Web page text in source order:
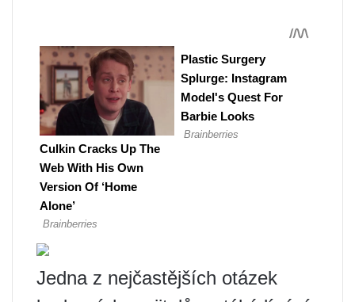
Jedna z nejčastějších otázek